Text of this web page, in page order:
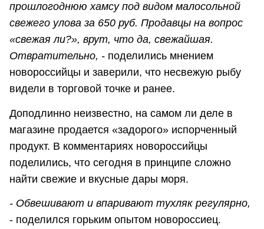
прошлогоднюю хамсу под видом малосольной
свежего улова за 650 руб. Продавцы на вопрос
«свежая ли?», врут, что да, свежайшая.
Отвратительно, - поделились мнением
новороссийцы и заверили, что несвежую рыбу
видели в торговой точке и ранее.
Доподлинно неизвестно, на самом ли деле в
магазине продается «задорого» испорченный
продукт. В комментариях новороссийцы
поделились, что сегодня в принципе сложно
найти свежие и вкусные дары моря.
- Обвешивают и впаривают тухляк регулярно,
- поделился горьким опытом новороссиец.